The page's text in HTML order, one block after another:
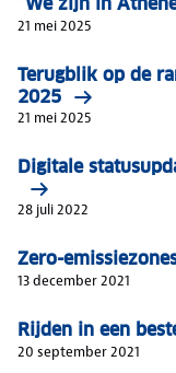
21 mei 2025
Terugblik op de
2025
21 mei 2025
Digitale
28 juli 2022
Zero-
13 december 2021
Rijden in een
20 september 2021